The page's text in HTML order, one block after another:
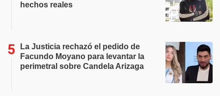
hechos reales
La Justicia rechazó el pedido de
Facundo Moyano para levantar la
perimetral sobre Candela Arizaga